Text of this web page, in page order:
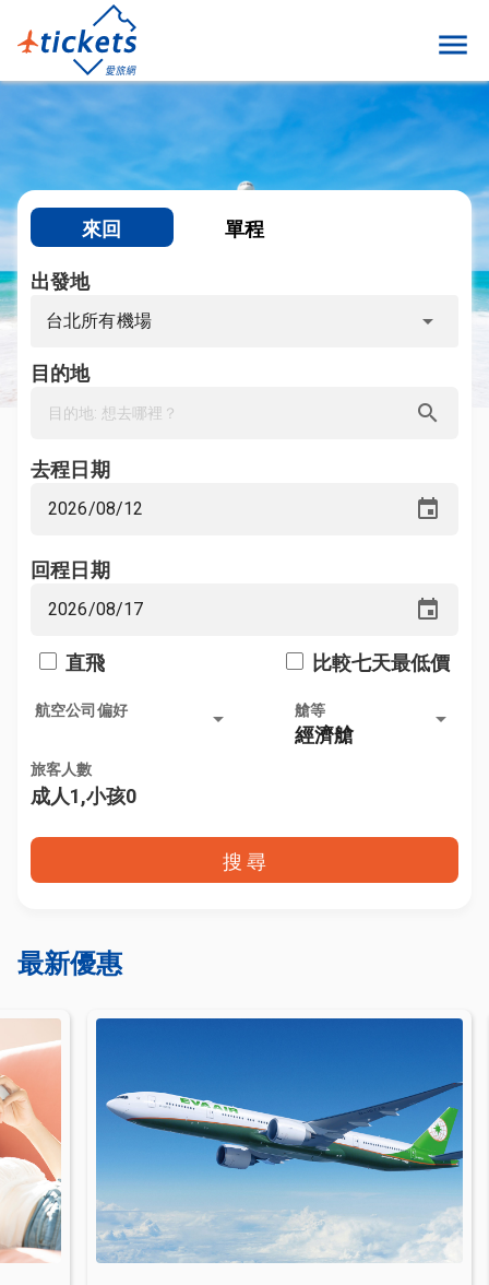
menu
來回 單程
台北所有機場
出發地
arrow_drop_down
目的地
search
去程日期
event
回程日期
event
直飛 比較七天最低價
航空公司偏好 arrow_drop_down
經濟艙
艙等 arrow_drop_down
旅客人數
成人1,小孩0
搜 尋
最新優惠